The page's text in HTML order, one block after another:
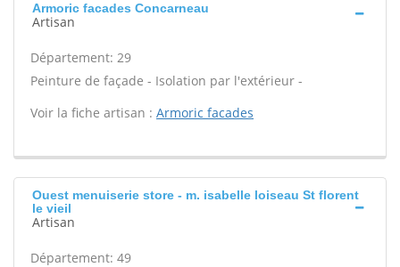
Armoric facades Concarneau
Artisan
Département: 29
Peinture de façade - Isolation par l'extérieur -
Voir la fiche artisan : Armoric facades
Ouest menuiserie store - m. isabelle loiseau St florent
le vieil
Artisan
Département: 49